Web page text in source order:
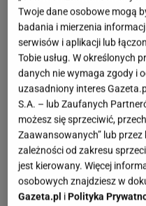
Twoje dane osobowe mogą
badania i mierzenia
serwisów i aplikacji lub
Tobie usług. W określonych
danych nie wymaga zgody i
uzasadniony interes
S.A. – lub Zaufanych
możesz się sprzeciwić,
Zaawansowanych” lub
zależności od zakresu
jest kierowany. Więcej
osobowych znajdziesz w
Gazeta.pl iPolityka